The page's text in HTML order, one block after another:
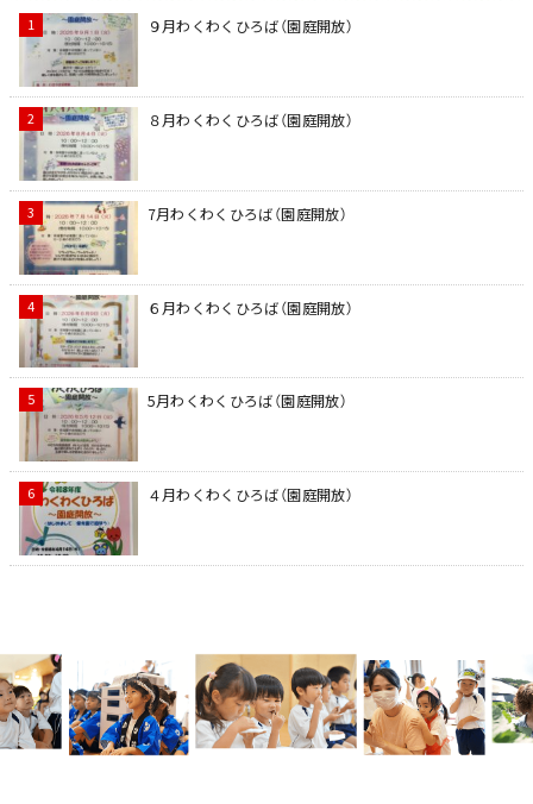
９月わくわくひろば（園庭開放）
８月わくわくひろば（園庭開放）
7月わくわくひろば（園庭開放）
６月わくわくひろば（園庭開放）
5月わくわくひろば（園庭開放）
４月わくわくひろば（園庭開放）